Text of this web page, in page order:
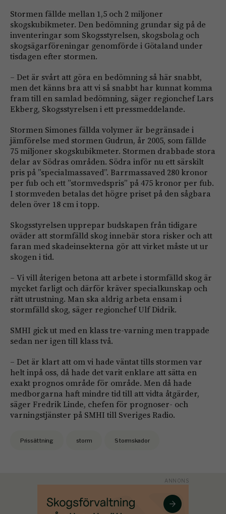
Stormen fällde mellan 1,5 och 2 miljoner
skogskubikmeter. Den bedömning grundar sig på de
inventeringar som Skogsstyrelsen, skogsbolag och
skogsägarföreningar genomförde i Götaland under
tisdagen efter stormen.
– Det är svårt att göra en bedömning så här snabbt,
men det känns bra att vi så snabbt har kunnat komma
fram till en samlad bedömning, säger regionchef Lars
Ekberg, Skogsstyrelsen i ett pressmeddelande.
Stormen Simones fällda volymer är begränsade i
jämförelse med stormen Gudrun, år 2005, som fällde
75 miljoner skogskubikmeter. Stormen drabbade stora
delar av Södras områden. Södra inför nu ett särskilt
pris på ”specialmassaved”. Barrmassaved 280 kronor
per fub och ett ”stormvedspris” på 475 kronor per fub.
I stormveden betalas det högre priset på den sågbara
delen över 18 cm i topp.
Skogsstyrelsen upprepar budskapen från tidigare
oväder att stormfälld skog innebär stora risker och att
faran med skadeinsekterna gör att virket måste ut ur
skogen i tid.
– Vi vill återigen betona att arbete i stormfälld skog är
mycket farligt och därför kräver specialkunskap och
rätt utrustning. Man ska aldrig arbeta ensam i
stormfälld skog, säger regionchef Ulf Didrik.
SMHI gick ut med en klass tre-varning men trappade
sedan ner igen till klass två.
– Det är klart att om vi hade väntat tills stormen var
helt inpå oss, då hade det varit enklare att sätta en
exakt prognos område för område. Men då hade
medborgarna haft mindre tid till att vidta åtgärder,
säger Fredrik Linde, chefen för prognoser- och
varningstjänster på SMHI till Sveriges Radio.
Prissättning storm Stormskador